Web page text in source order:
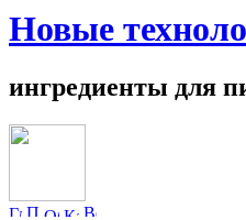
Новые
ингредиенты для